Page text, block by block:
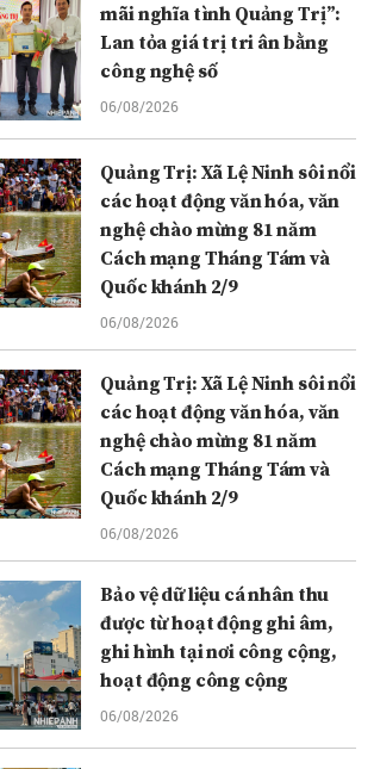
mãi nghĩa tình Quảng Trị”:
Lan tỏa giá trị tri ân bằng
công nghệ số
06/08/2026
Quảng Trị: Xã Lệ Ninh sôi nổi
các hoạt động văn hóa, văn
nghệ chào mừng 81 năm
Cách mạng Tháng Tám và
Quốc khánh 2/9
06/08/2026
Quảng Trị: Xã Lệ Ninh sôi nổi
các hoạt động văn hóa, văn
nghệ chào mừng 81 năm
Cách mạng Tháng Tám và
Quốc khánh 2/9
06/08/2026
Bảo vệ dữ liệu cá nhân thu
được từ hoạt động ghi âm,
ghi hình tại nơi công cộng,
hoạt động công cộng
06/08/2026